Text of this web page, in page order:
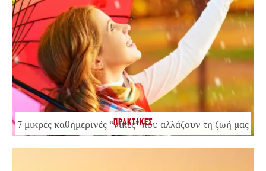
ΠΡΑΚΤΙΚΕΣ
7 μικρές καθημερινές “νίκες” που αλλάζουν τη ζωή μας